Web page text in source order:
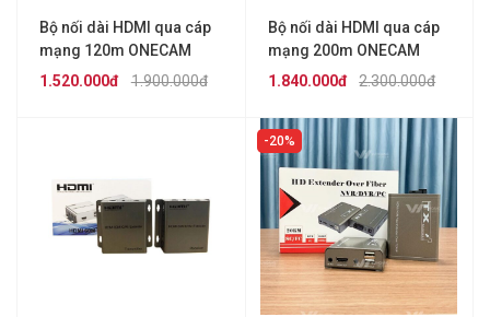
Bộ nối dài HDMI qua cáp
mạng 120m ONECAM
HDMI-LAN 120KVM
1.900.000đ
1.520.000đ
Bộ nối dài HDMI qua cáp
mạng 200m ONECAM
HDMI-LAN 200KVM
2.300.000đ
1.840.000đ
20%